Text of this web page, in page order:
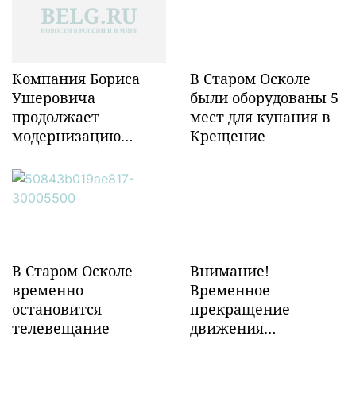
Компания Бориса
Ушеровича
продолжает
модернизацию
инфраструктуры в
Забайкалье
В Старом Осколе
были оборудованы 5
мест для купания в
Крещение
В Старом Осколе
временно
остановится
телевещание
Внимание!
Временное
прекращение
движения